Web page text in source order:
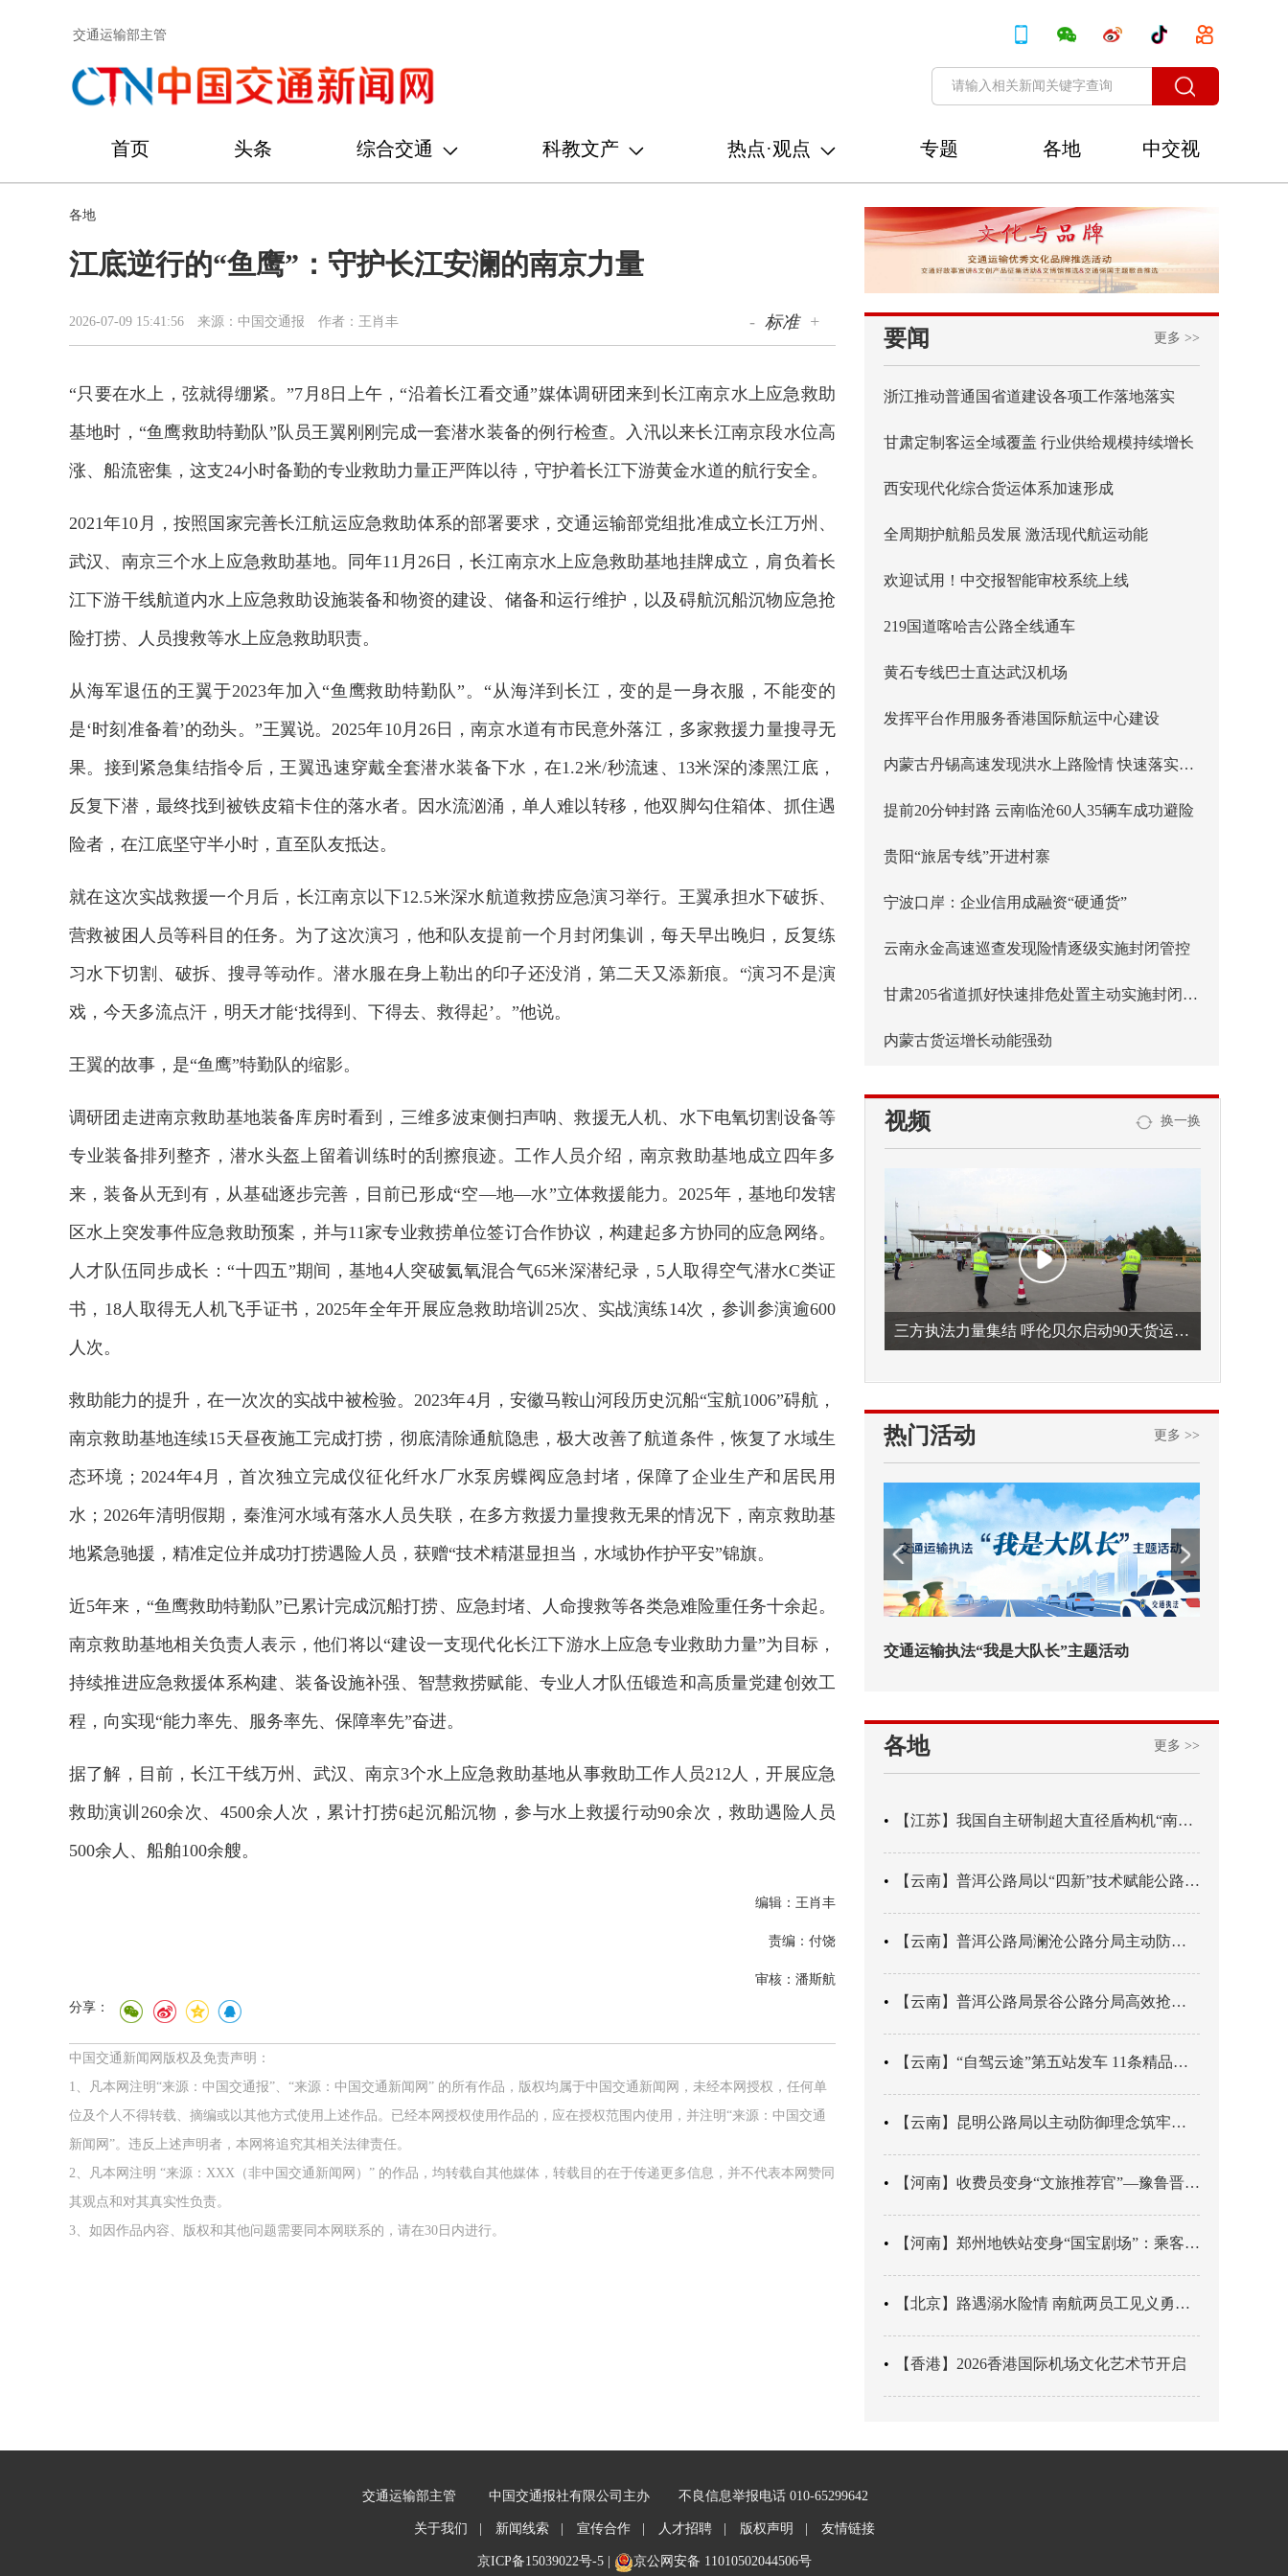
交通运输部主管
首页 头条 综合交通 科教文产 热点·观点 专题 各地
中交视
讯
各地
江底逆行的“鱼鹰”：守护长江安澜的南京力量
2026-07-09 15:41:56 来源：中国交通报 作者：王肖丰 - 标准 +
“只要在水上，弦就得绷紧。”7月8日上午，“沿着长江看交通”媒体调研团来到长江南京水上应急救助
基地时，“鱼鹰救助特勤队”队员王翼刚刚完成一套潜水装备的例行检查。入汛以来长江南京段水位高
涨、船流密集，这支24小时备勤的专业救助力量正严阵以待，守护着长江下游黄金水道的航行安全。
2021年10月，按照国家完善长江航运应急救助体系的部署要求，交通运输部党组批准成立长江万州、
武汉、南京三个水上应急救助基地。同年11月26日，长江南京水上应急救助基地挂牌成立，肩负着长
江下游干线航道内水上应急救助设施装备和物资的建设、储备和运行维护，以及碍航沉船沉物应急抢
险打捞、人员搜救等水上应急救助职责。
从海军退伍的王翼于2023年加入“鱼鹰救助特勤队”。“从海洋到长江，变的是一身衣服，不能变的
是‘时刻准备着’的劲头。”王翼说。2025年10月26日，南京水道有市民意外落江，多家救援力量搜寻无
果。接到紧急集结指令后，王翼迅速穿戴全套潜水装备下水，在1.2米/秒流速、13米深的漆黑江底，
反复下潜，最终找到被铁皮箱卡住的落水者。因水流汹涌，单人难以转移，他双脚勾住箱体、抓住遇
险者，在江底坚守半小时，直至队友抵达。
就在这次实战救援一个月后，长江南京以下12.5米深水航道救捞应急演习举行。王翼承担水下破拆、
营救被困人员等科目的任务。为了这次演习，他和队友提前一个月封闭集训，每天早出晚归，反复练
习水下切割、破拆、搜寻等动作。潜水服在身上勒出的印子还没消，第二天又添新痕。“演习不是演
戏，今天多流点汗，明天才能‘找得到、下得去、救得起’。”他说。
王翼的故事，是“鱼鹰”特勤队的缩影。
调研团走进南京救助基地装备库房时看到，三维多波束侧扫声呐、救援无人机、水下电氧切割设备等
专业装备排列整齐，潜水头盔上留着训练时的刮擦痕迹。工作人员介绍，南京救助基地成立四年多
来，装备从无到有，从基础逐步完善，目前已形成“空—地—水”立体救援能力。2025年，基地印发辖
区水上突发事件应急救助预案，并与11家专业救捞单位签订合作协议，构建起多方协同的应急网络。
人才队伍同步成长：“十四五”期间，基地4人突破氦氧混合气65米深潜纪录，5人取得空气潜水C类证
书，18人取得无人机飞手证书，2025年全年开展应急救助培训25次、实战演练14次，参训参演逾600
人次。
救助能力的提升，在一次次的实战中被检验。2023年4月，安徽马鞍山河段历史沉船“宝航1006”碍航，
南京救助基地连续15天昼夜施工完成打捞，彻底清除通航隐患，极大改善了航道条件，恢复了水域生
态环境；2024年4月，首次独立完成仪征化纤水厂水泵房蝶阀应急封堵，保障了企业生产和居民用
水；2026年清明假期，秦淮河水域有落水人员失联，在多方救援力量搜救无果的情况下，南京救助基
地紧急驰援，精准定位并成功打捞遇险人员，获赠“技术精湛显担当，水域协作护平安”锦旗。
近5年来，“鱼鹰救助特勤队”已累计完成沉船打捞、应急封堵、人命搜救等各类急难险重任务十余起。
南京救助基地相关负责人表示，他们将以“建设一支现代化长江下游水上应急专业救助力量”为目标，
持续推进应急救援体系构建、装备设施补强、智慧救捞赋能、专业人才队伍锻造和高质量党建创效工
程，向实现“能力率先、服务率先、保障率先”奋进。
据了解，目前，长江干线万州、武汉、南京3个水上应急救助基地从事救助工作人员212人，开展应急
救助演训260余次、4500余人次，累计打捞6起沉船沉物，参与水上救援行动90余次，救助遇险人员
500余人、船舶100余艘。
编辑：王肖丰
责编：付饶
审核：潘斯航
分享：
中国交通新闻网版权及免责声明：
1、凡本网注明“来源：中国交通报”、“来源：中国交通新闻网” 的所有作品，版权均属于中国交通新闻网，未经本网授权，任何单
位及个人不得转载、摘编或以其他方式使用上述作品。已经本网授权使用作品的，应在授权范围内使用，并注明“来源：中国交通
新闻网”。违反上述声明者，本网将追究其相关法律责任。
2、凡本网注明 “来源：XXX（非中国交通新闻网）” 的作品，均转载自其他媒体，转载目的在于传递更多信息，并不代表本网赞同
其观点和对其真实性负责。
3、如因作品内容、版权和其他问题需要同本网联系的，请在30日内进行。
要闻 更多 >>
浙江推动普通国省道建设各项工作落地落实
甘肃定制客运全域覆盖 行业供给规模持续增长
西安现代化综合货运体系加速形成
全周期护航船员发展 激活现代航运动能
欢迎试用！中交报智能审校系统上线
219国道喀哈吉公路全线通车
黄石专线巴士直达武汉机场
发挥平台作用服务香港国际航运中心建设
内蒙古丹锡高速发现洪水上路险情 快速落实主线封闭管控
提前20分钟封路 云南临沧60人35辆车成功避险
贵阳“旅居专线”开进村寨
宁波口岸：企业信用成融资“硬通货”
云南永金高速巡查发现险情逐级实施封闭管控
甘肃205省道抓好快速排危处置主动实施封闭管控
内蒙古货运增长动能强劲
视频 换一换
三方执法力量集结 呼伦贝尔启动90天货运车辆违法专项整治
热门活动 更多 >>
2026年中国航海日论坛 交通运输执法“我是大队长”主题活动 欢迎试用！中交报智能审校系统上线
各地 更多 >>
【江苏】我国自主研制超大直径盾构机“南湖号”在常熟下线
【云南】普洱公路局以“四新”技术赋能公路养护
【云南】普洱公路局澜沧公路分局主动防御成功处置214国道山体崩塌险情
【云南】普洱公路局景谷公路分局高效抢通紧急送医村路
【云南】“自驾云途”第五站发车 11条精品线路串起全域风光
【云南】昆明公路局以主动防御理念筑牢汛期安全防线
【河南】收费员变身“文旅推荐官”—豫鲁晋四地市交旅融合让游客一下高速就“入戏”
【河南】郑州地铁站变身“国宝剧场”：乘客刚出车厢，就“入戏”千年
【北京】路遇溺水险情 南航两员工见义勇为科学施救
【香港】2026香港国际机场文化艺术节开启
交通运输部主管 中国交通报社有限公司主办 不良信息举报电话 010-65299642
关于我们 | 新闻线索 | 宣传合作 | 人才招聘 | 版权声明 | 友情链接
京ICP备15039022号-5| 京公网安备 11010502044506号